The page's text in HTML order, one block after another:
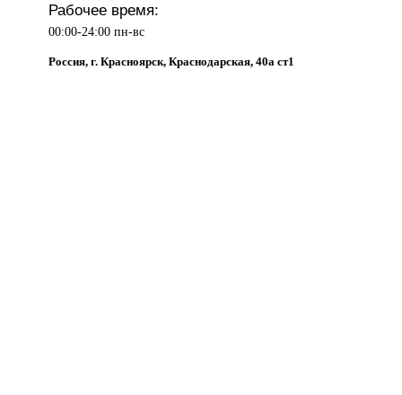
Рабочее время:
00:00-24:00 пн-вс
Россия, г. Красноярск, Краснодарская, 40а ст1